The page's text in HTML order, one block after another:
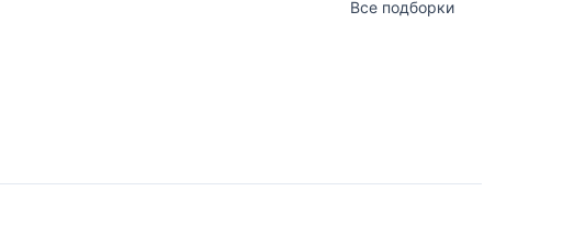
Все подборки